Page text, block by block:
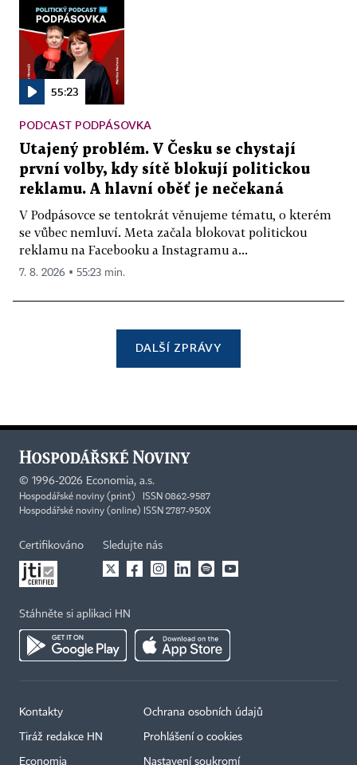
55:23
PODCAST PODPÁSOVKA
Utajený problém. V Česku se chystají
první volby, kdy sítě blokují politickou
reklamu. A hlavní oběť je nečekaná
V Podpásovce se tentokrát věnujeme tématu, o kterém
se vůbec nemluví. Meta začala blokovat politickou
reklamu na Facebooku a Instagramu a...
7. 8. 2026 ▪ 55:23 min.
DALŠÍ ZPRÁVY
© 1996-2026 Economia, a.s.
Hospodářské noviny (print) ISSN 0862-9587
Hospodářské noviny (online) ISSN 2787-950X
Certifikováno Sledujte nás
Stáhněte si aplikaci HN
Kontakty
Tiráž redakce HN
Economia
Ochrana osobních údajů
Prohlášení o cookies
Nastavení soukromí